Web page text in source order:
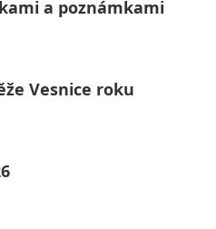
a poznámkami
Vesnice roku